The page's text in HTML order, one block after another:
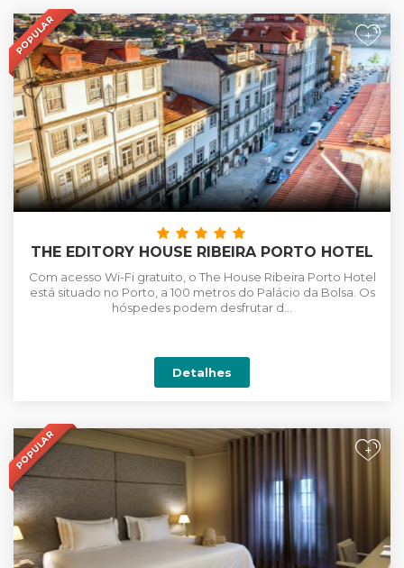
POPULAR +
THE EDITORY HOUSE RIBEIRA PORTO HOTEL
Com acesso Wi-Fi gratuito, o The House Ribeira Porto Hotel
está situado no Porto, a 100 metros do Palácio da Bolsa. Os
hóspedes podem desfrutar d...
Detalhes
POPULAR +